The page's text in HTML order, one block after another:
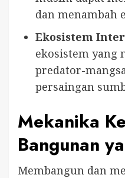
dan menambah
Ekosistem
ekosistem yang
predator-
persaingan
Mekanika
Bangunan
Membangun dan